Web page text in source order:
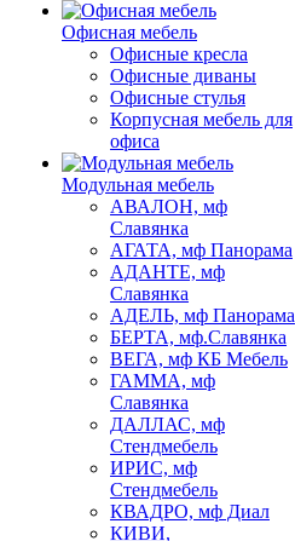
Офисная мебель
Офисные кресла
Офисные диваны
Офисные стулья
Корпусная мебель для
офиса
Модульная мебель
АВАЛОН, мф
Славянка
АГАТА, мф Панорама
АДАНТЕ, мф
Славянка
АДЕЛЬ, мф Панорама
БЕРТА, мф.Славянка
ВЕГА, мф КБ Мебель
ГАММА, мф
Славянка
ДАЛЛАС, мф
Стендмебель
ИРИС, мф
Стендмебель
КВАДРО, мф Диал
КИВИ,